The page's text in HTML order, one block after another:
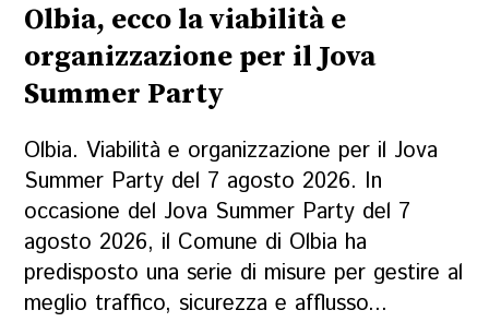
Olbia, ecco la viabilità e
organizzazione per il Jova
Summer Party
Olbia. Viabilità e organizzazione per il Jova
Summer Party del 7 agosto 2026. In
occasione del Jova Summer Party del 7
agosto 2026, il Comune di Olbia ha
predisposto una serie di misure per gestire al
meglio traffico, sicurezza e afflusso...